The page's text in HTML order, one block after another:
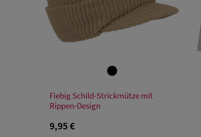
Einheitsgröße
Fiebig Schild-Strickmütze mit
Rippen-Design
9,95 €